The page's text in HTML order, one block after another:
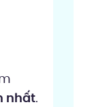
nhất.